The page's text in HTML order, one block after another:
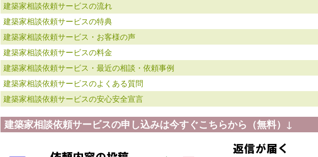
建築家相談依頼サービスの流れ
建築家相談依頼サービスの特典
建築家相談依頼サービス・お客様の声
建築家相談依頼サービスの料金
建築家相談依頼サービス・最近の相談・依頼事例
建築家相談依頼サービスのよくある質問
建築家相談依頼サービスの安心安全宣言
建築家相談依頼サービスの申し込みは今すぐこちらから（無料）↓